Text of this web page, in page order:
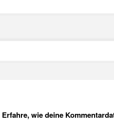
Erfahre, wie deine